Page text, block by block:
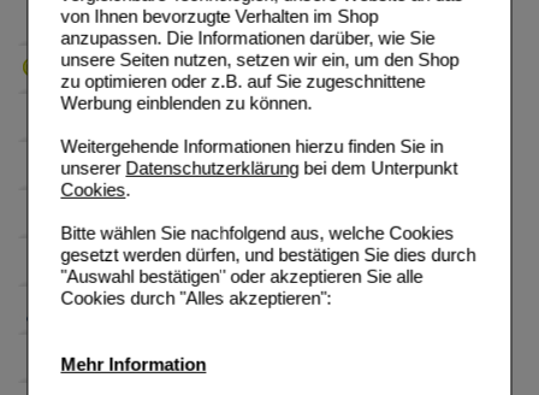
von Ihnen bevorzugte Verhalten im Shop
anzupassen. Die Informationen darüber, wie Sie
unsere Seiten nutzen, setzen wir ein, um den Shop
zu optimieren oder z.B. auf Sie zugeschnittene
Werbung einblenden zu können.
Weitergehende Informationen hierzu finden Sie in
unserer Datenschutzerklärungbei dem Unterpunkt
Cookies.
Bitte wählen Sie nachfolgend aus, welche Cookies
gesetzt werden dürfen, und bestätigen Sie dies durch
"Auswahl bestätigen" oder akzeptieren Sie alle
Cookies durch "Alles akzeptieren":
Mehr Information